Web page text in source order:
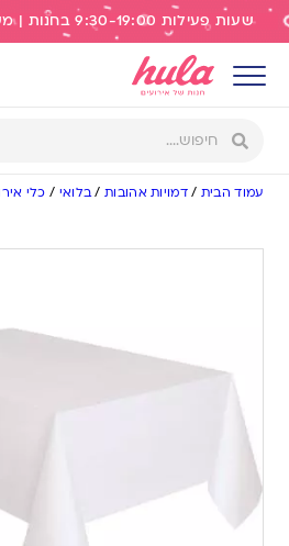
שעות פעילות 9:30-19:00 בחנות | משלוח חינם מעל 299 ש"ח
עמוד הבית /דמויות אהובות/בלואי / כלי